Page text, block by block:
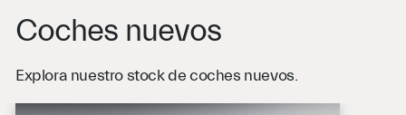
Coches nuevos
Explora nuestro stock de coches nuevos.